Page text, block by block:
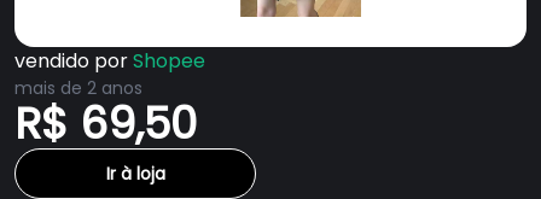
vendido porShopee
mais de 2 anos
R$ 69,50
Ir à loja